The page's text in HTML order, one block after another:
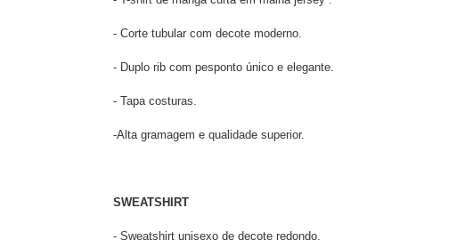
- Corte tubular com decote moderno.
- Duplo rib com pesponto único e elegante.
- Tapa costuras.
-Alta gramagem e qualidade superior.
SWEATSHIRT
- Sweatshirt unisexo de decote redondo.